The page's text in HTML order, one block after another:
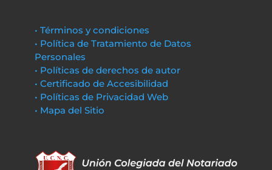
• Términos y condiciones
• Política de Tratamiento de Datos
Personales
• Políticas de derechos de autor
• Certificado de Accesibilidad
• Políticas de Privacidad Web
• Mapa del Sitio